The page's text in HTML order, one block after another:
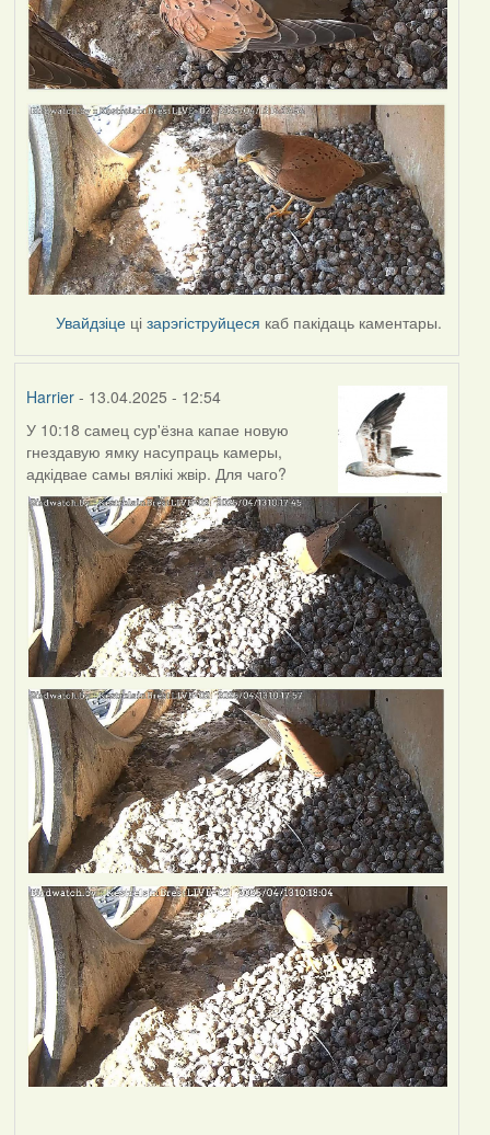
Увайдзіце цізарэгіструйцеся каб пакідаць каментары.
Harrier- 13.04.2025 - 12:54
У 10:18 самец сур'ёзна капае новую
гнездавую ямку насупраць камеры,
адкідвае самы вялікі жвір. Для чаго?